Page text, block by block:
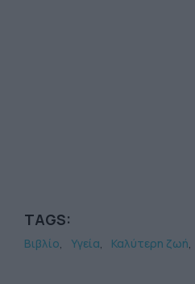
TAGS:
Βιβλίο Υγεία Καλύτερη ζωή